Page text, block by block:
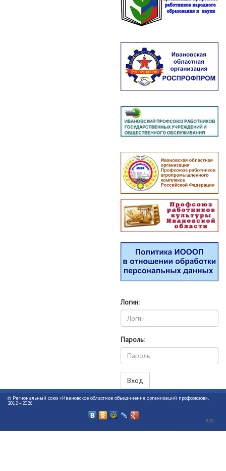
Логин:
Пароль:
© Региональный союз «Ивановское областное объединение организаций профсоюзов»,
2012 –2026
RSS